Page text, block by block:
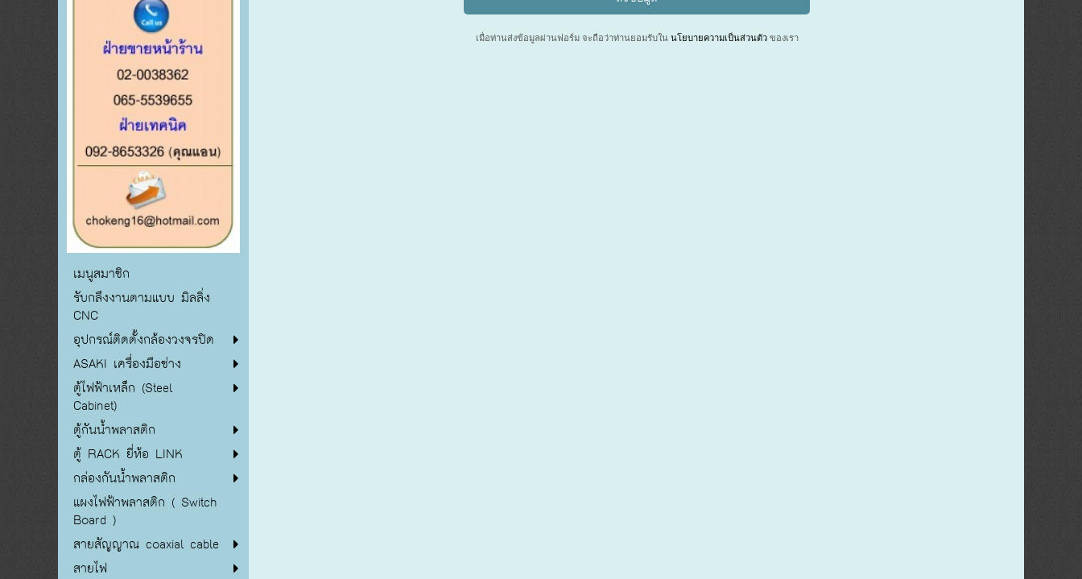
เมนูสมาชิก
รับกลึงงานตามแบบ มิลลิ่ง
CNC
อุปกรณ์ติดตั้งกล้องวงจรปิด
ASAKI เครื่องมือช่าง
ตู้ไฟฟ้าเหล็ก (Steel
Cabinet)
ตู้กันน้ำพลาสติก
ตู้ RACK ยี่ห้อ LINK
กล่องกันน้ำพลาสติก
แผงไฟฟ้าพลาสติก ( Switch
Board )
สายสัญญาณ coaxial cable
สายไฟ
เมื่อท่านส่งข้อมูลผ่านฟอร์ม จะถือว่าท่านยอมรับในนโยบายความเป็นส่วนตัว ของเรา